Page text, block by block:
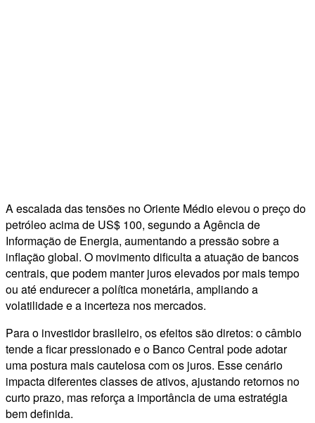
A escalada das tensões no Oriente Médio elevou o preço do
petróleo acima de US$ 100, segundo a Agência de
Informação de Energia, aumentando a pressão sobre a
inflação global. O movimento dificulta a atuação de bancos
centrais, que podem manter juros elevados por mais tempo
ou até endurecer a política monetária, ampliando a
volatilidade e a incerteza nos mercados.
Para o investidor brasileiro, os efeitos são diretos: o câmbio
tende a ficar pressionado e o Banco Central pode adotar
uma postura mais cautelosa com os juros. Esse cenário
impacta diferentes classes de ativos, ajustando retornos no
curto prazo, mas reforça a importância de uma estratégia
bem definida.